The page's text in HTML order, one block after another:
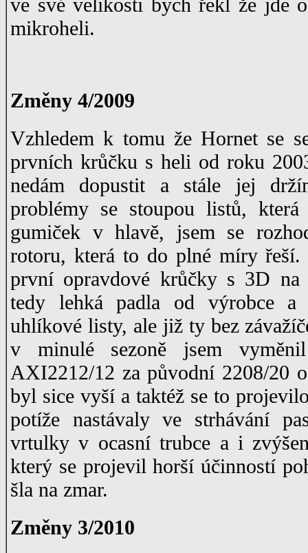
mikroheli.
Změny 4/2009
Vzhledem k tomu že Hornet se
prvních krůčku s heli od roku
nedám dopustit a stále jej
problémy se stoupou listů,
gumiček v hlavě, jsem se
rotoru, která to do plné míry řeší.
první opravdové krůčky s 3D
tedy lehká padla od výrobce a
uhlíkové listy, ale již ty bez
v minulé sezoně jsem
AXI2212/12 za původní 2208/20
byl sice vyší a taktéž se to
potíže nastávaly ve strhávání
vrtulky v ocasní trubce a i
který se projevil horší účinností
šla na zmar.
Změny 3/2010